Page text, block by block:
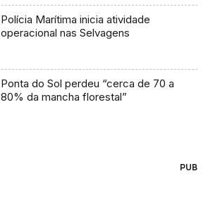
Polícia Marítima inicia atividade
operacional nas Selvagens
Ponta do Sol perdeu “cerca de 70 a
80% da mancha florestal”
PUB